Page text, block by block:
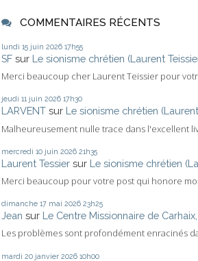
COMMENTAIRES RÉCENTS
lundi 15 juin 2026 17h55
SF sur Le sionisme chrétien (Laurent
Merci beaucoup cher Laurent Teissier pour
jeudi 11 juin 2026 17h30
LARVENT sur Le sionisme chrétien
Malheureusement nulle trace dans l'excellent
mercredi 10 juin 2026 21h35
Laurent Tessier sur Le sionisme chrétien
Merci beaucoup pour votre post qui honore
dimanche 17 mai 2026 23h25
Jean sur Le Centre Missionnaire de Carhaix,
Les problèmes sont profondément enracinés
mardi 20 janvier 2026 10h00